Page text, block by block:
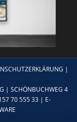
|
| SCHÖNBUCHWEG 4
70 555 33 | E-